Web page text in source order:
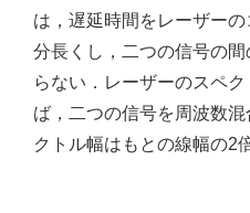
は，遅延時間をレーザー
分長くし，二つの信号の
らない．レーザーのスペ
ば，二つの信号を周波数
クトル幅はもとの線幅の2